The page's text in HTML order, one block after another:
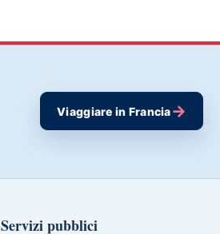
Viaggiare in Francia→
Servizi pubblici